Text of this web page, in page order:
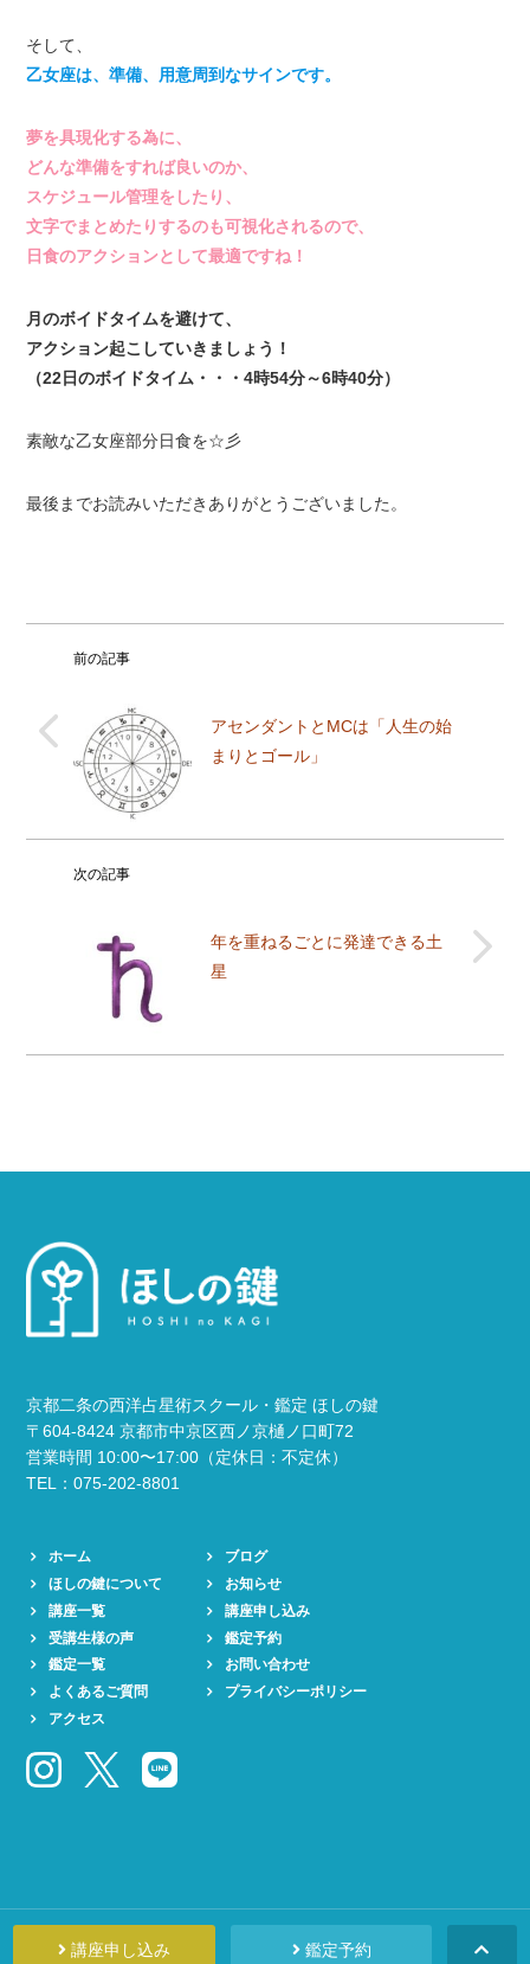
そして、
乙女座は、準備、用意周到なサインです。
夢を具現化する為に、
どんな準備をすれば良いのか、
スケジュール管理をしたり、
文字でまとめたりするのも可視化されるので、
日食のアクションとして最適ですね！
月のボイドタイムを避けて、
アクション起こしていきましょう！
（22日のボイドタイム・・・4時54分～6時40分）
素敵な乙女座部分日食を☆彡
最後までお読みいただきありがとうございました。
前の記事
アセンダントとMCは「人生の始
まりとゴール」
次の記事
年を重ねるごとに発達できる土
星
京都二条の西洋占星術スクール・鑑定 ほしの鍵
〒604-8424 京都市中京区西ノ京樋ノ口町72
営業時間 10:00〜17:00（定休日：不定休）
TEL：075-202-8801
ホーム
ほしの鍵について
講座一覧
受講生様の声
鑑定一覧
よくあるご質問
アクセス
ブログ
お知らせ
講座申し込み
鑑定予約
お問い合わせ
プライバシーポリシー
講座申し込み 鑑定予約